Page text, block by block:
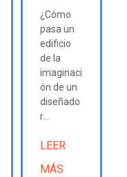
¿Cómo
pasa un
edificio
de la
imaginaci
ón de un
diseñado
r...
LEER
MÁS